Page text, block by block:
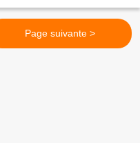
Page suivante >